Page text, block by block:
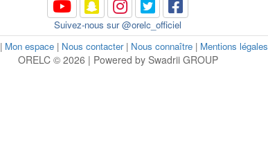
Suivez-nous sur @orelc_officiel
| Mon espace | Nous contacter| Nous connaître | Mentions légales
ORELC © 2026 | Powered by Swadrii GROUP